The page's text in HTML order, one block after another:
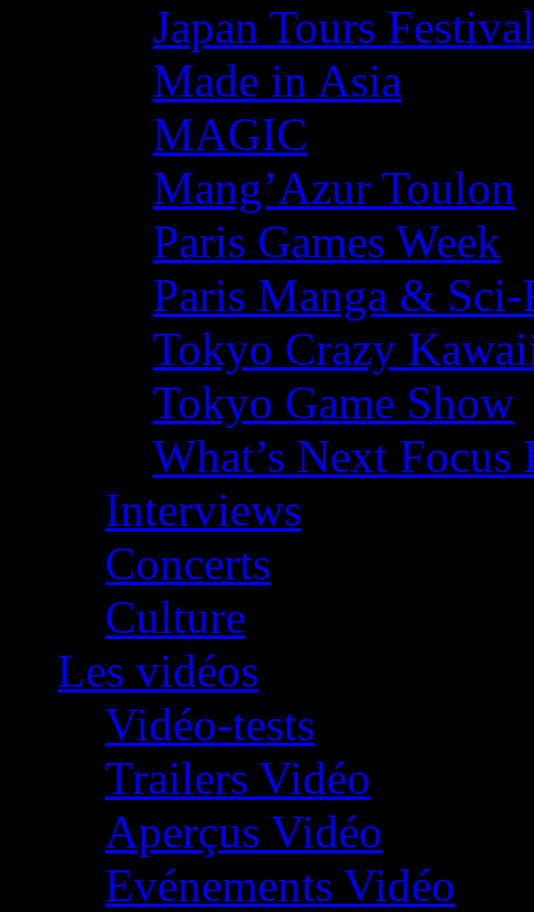
Japan Tours Festival
Made in Asia
MAGIC
Mang’Azur Toulon
Paris Games Week
Paris Manga &
Tokyo Crazy
Tokyo Game Show
What’s Next
Interviews
Concerts
Culture
Les vidéos
Vidéo-tests
Trailers Vidéo
Aperçus Vidéo
Evénements Vidéo